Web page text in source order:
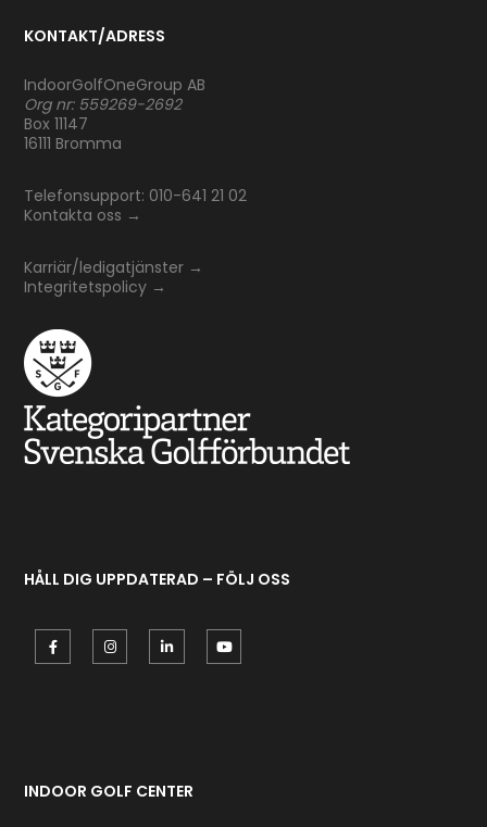
KONTAKT/ADRESS
IndoorGolfOneGroup AB
Org nr: 559269-2692
Box 11147
16111 Bromma
Telefonsupport: 010-641 21 02
Kontakta oss →
Karriär/ledigatjänster →
Integritetspolicy →
HÅLL DIG UPPDATERAD – FÖLJ OSS
INDOOR GOLF CENTER